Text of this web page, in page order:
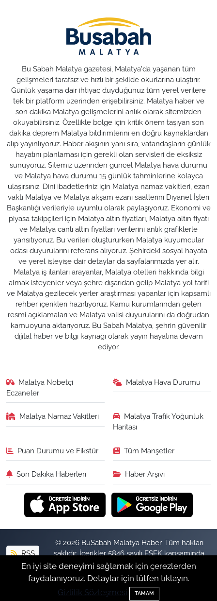
Bu Sabah Malatya gazetesi, Malatya'da yaşanan tüm
gelişmeleri tarafsız ve hızlı bir şekilde okurlarına ulaştırır.
Günlük yaşama dair ihtiyaç duyduğunuz tüm yerel verilere
tek bir platform üzerinden erişebilirsiniz. Malatya haber ve
son dakika Malatya gelişmelerini anlık olarak sitemizden
okuyabilirsiniz. Özellikle bölge için kritik önem taşıyan son
dakika deprem Malatya bildirimlerini en doğru kaynaklardan
alıp yayınlıyoruz. Haber akışının yanı sıra, vatandaşların günlük
hayatını planlaması için gerekli olan servisleri de eksiksiz
sunuyoruz. Sitemiz üzerinden güncel Malatya hava durumu
ve Malatya hava durumu 15 günlük tahminlerine kolayca
ulaşırsınız. Dini ibadetleriniz için Malatya namaz vakitleri, ezan
vakti Malatya ve Malatya akşam ezanı saatlerini Diyanet İşleri
Başkanlığı verileriyle uyumlu olarak paylaşıyoruz. Ekonomi ve
piyasa takipçileri için Malatya altın fiyatları, Malatya altın fiyatı
ve Malatya canlı altın fiyatları verilerini anlık grafiklerle
yansıtıyoruz. Bu verileri oluştururken Malatya kuyumcular
odası duyurularını referans alıyoruz. Şehirdeki sosyal hayata
ve yerel işleyişe dair detaylar da sayfalarımızda yer alır.
Malatya iş ilanları arayanlar, Malatya otelleri hakkında bilgi
almak isteyenler veya şehre dışarıdan gelip Malatya yol tarifi
ve Malatya gezilecek yerler araştırması yapanlar için kapsamlı
rehber içerikleri hazırlıyoruz. Kamu kurumlarından gelen
resmi açıklamaları ve Malatya valisi duyurularını da doğrudan
kamuoyuna aktarıyoruz. Bu Sabah Malatya, şehrin güvenilir
dijital haber ve bilgi kaynağı olarak yayın hayatına devam
ediyor.
Malatya Nöbetçi
Eczaneler
Malatya Hava Durumu
Malatya Namaz Vakitleri
Malatya Trafik Yoğunluk
Haritası
Puan Durumu ve Fikstür Tüm Manşetler
Son Dakika Haberleri Haber Arşivi
RSS
© 2026 BuSabah Malatya Haber. Tüm hakları
saklıdır. İçerikler 5846 sayılı FSEK kapsamında
izinsiz kopyalanamaz.
Haber Yazılımı:TE Bilişim
En iyi site deneyimi sağlamak için çerezlerden
faydalanıyoruz. Detaylar için lütfen tıklayın.
Gizlilik Sözleşmesi
TAMAM